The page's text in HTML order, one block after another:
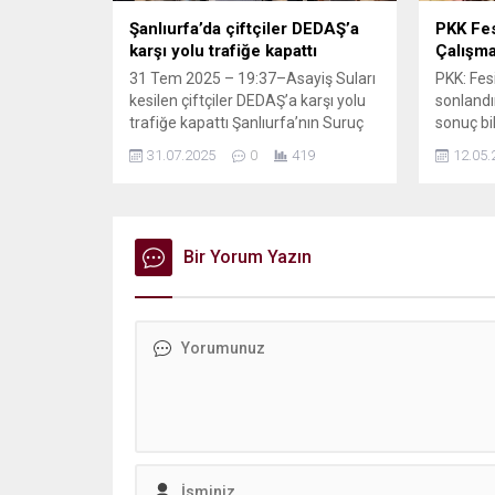
gerekir.”
Şanlıurfa’da çiftçiler DEDAŞ’a
karşı yolu trafiğe kapattı
31 Tem 2025 – 19:37–Asayiş Suları
kesilen çiftçiler DEDAŞ’a karşı yolu
trafiğe kapattı Şanlıurfa’nın Suruç
suyu kesilen çiftçiler, sulama
Gündaş Sulama Birliğine borcunu
zamanında ödemelerine rağmen
tarım suyu kesilen yaklaşık 200
durumu...
31.07.2025 0 419
PKK
PKK:
sonuç
Bir Yorum Yazın